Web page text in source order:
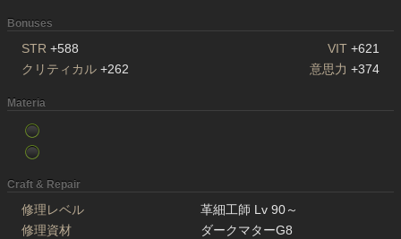
Bonuses
STR +588 VIT +621
クリティカル +262 意思力 +374
Materia
Craft & Repair
修理レベル
革細工師 Lv 90～
修理資材
ダークマターG8